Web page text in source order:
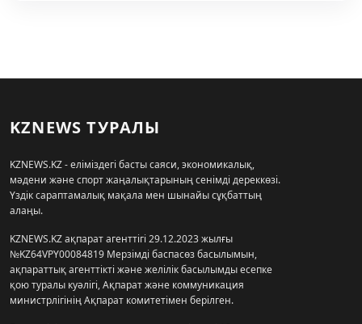
KZNEWS ТУРАЛЫ
KZNEWS.KZ - еліміздегі басты саяси, экономикалық,
мәдени және спорт жаңалықтарының сенімді дереккөзі.
Үздік сараптамалық мақала мен шынайы сұқбаттың
алаңы.
KZNEWS.KZ ақпарат агенттігі 29.12.2023 жылғы
№KZ64VPY00084819 Мерзімді баспасөз басылымын,
ақпараттық агенттікті және желілік басылымды есепке
қою туралы куәлігі, Ақпарат және коммуникация
министрлігінің Ақпарат комитетімен берілген.